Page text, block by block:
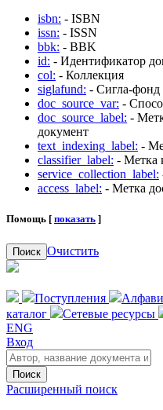
isbn: - ISBN
issn: - ISSN
bbk: - BBK
id: - Идентификатор
col: - Коллекция
siglafund: - Сигла-фонд
doc_source_var: -
doc_source_label: -
документ
text_indexing_label: -
classifier_label: - Метка
service_collection_label:
access_label: - Метка
Помощь [ показать ]
Поиск Очистить
Поступления
каталог
Сетевые ресурсы
ENG
Вход
Поиск
Расширенный поиск